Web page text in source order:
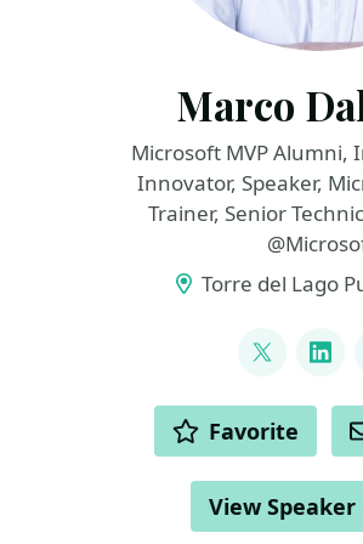
Marco
Microsoft MVP Alumni,
Innovator, Speaker,
Trainer, Senior
Torre del Lago
ACTIONS Favorite
View Speaker